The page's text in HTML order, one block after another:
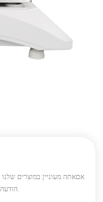
אםאתה מעוניין במוצרים
הודעה כאן, אנו נענה לך ברגע שאנחנו יכולים.